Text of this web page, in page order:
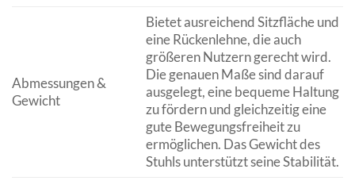
Abmessungen &
Gewicht
Bietet ausreichend Sitzfläche und
eine Rückenlehne, die auch
größeren Nutzern gerecht wird.
Die genauen Maße sind darauf
ausgelegt, eine bequeme Haltung
zu fördern und gleichzeitig eine
gute Bewegungsfreiheit zu
ermöglichen. Das Gewicht des
Stuhls unterstützt seine Stabilität.